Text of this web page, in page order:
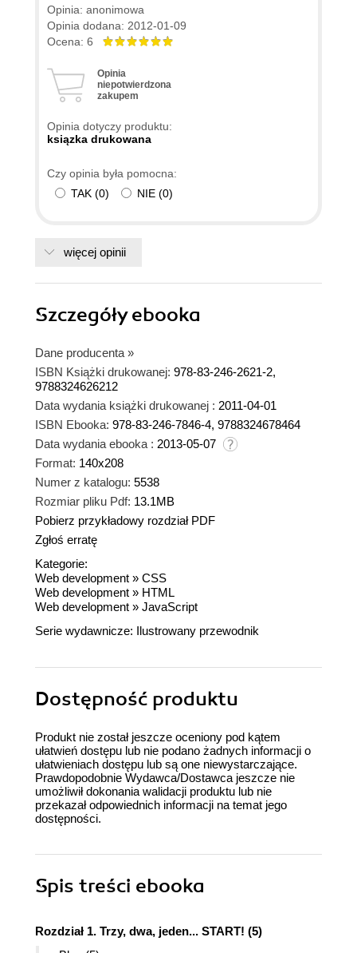
Opinia: anonimowa
Opinia dodana: 2012-01-09
Ocena: 6
Opinia
niepotwierdzona
zakupem
Opinia dotyczy produktu:
ksiązka drukowana
Czy opinia była pomocna:
TAK (0) NIE (0)
więcej opinii
Szczegółyebooka
Dane producenta »
ISBN Książki drukowanej: 978-83-246-2621-2,
9788324626212
Data wydania książki drukowanej : 2011-04-01
ISBN Ebooka: 978-83-246-7846-4, 9788324678464
Data wydania ebooka : 2013-05-07
Format: 140x208
Numer z katalogu: 5538
Rozmiar pliku Pdf: 13.1MB
Pobierz przykładowy rozdział PDF
Zgłoś erratę
Kategorie:
Web development » CSS
Web development » HTML
Web development » JavaScript
Serie wydawnicze: Ilustrowany przewodnik
Dostępność produktu
Produkt nie został jeszcze oceniony pod kątem
ułatwień dostępu lub nie podano żadnych informacji o
ułatwieniach dostępu lub są one niewystarczające.
Prawdopodobnie Wydawca/Dostawca jeszcze nie
umożliwił dokonania walidacji produktu lub nie
przekazał odpowiednich informacji na temat jego
dostępności.
Spis treści ebooka
Rozdział 1. Trzy, dwa, jeden... START! (5)